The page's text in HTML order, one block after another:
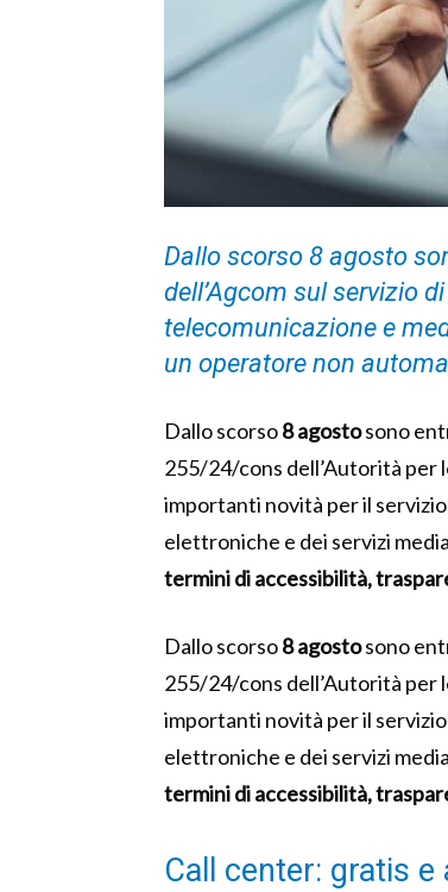
Dallo scorso 8 agosto
dell’Agcom sul servizio
telecomunicazione e
un operatore non
Dallo scorso8 agostosono
255/24/cons dell’Autorità per
importanti novità per il
elettroniche e dei servizi
termini di accessibilità,
Dallo scorso8 agostosono
255/24/cons dell’Autorità per
importanti novità per il
elettroniche e dei servizi
termini di accessibilità,
Call center: gratis e